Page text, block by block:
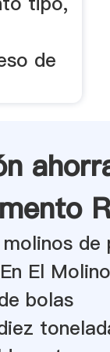
de
de
El
bolas